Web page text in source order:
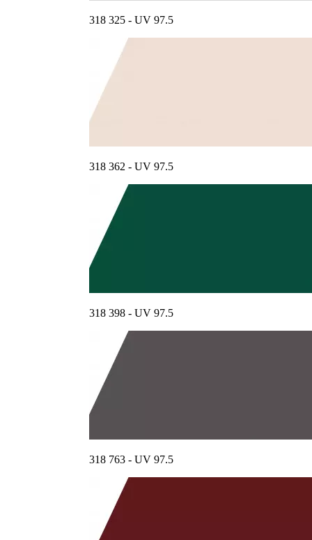
318 325 - UV 97.5
318 362 - UV 97.5
318 398 - UV 97.5
318 763 - UV 97.5